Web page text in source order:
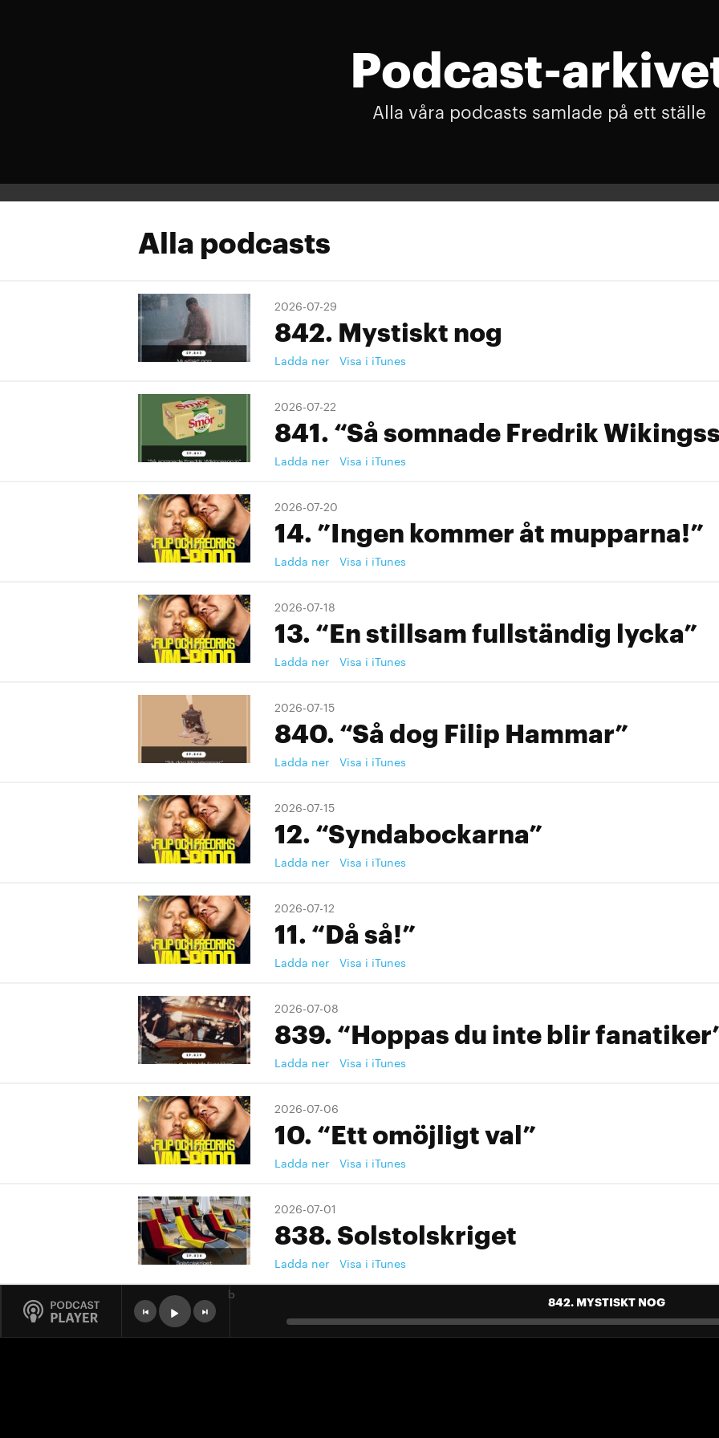
Podcast-
Alla våra podcasts samlade på ett ställe
Alla podcasts
2026-07-29
842. Mystiskt nog
Ladda ner Visa i iTunes
2026-07-22
841. “Så somnade Fredrik
Ladda ner Visa i iTunes
2026-07-20
14. ”Ingen kommer åt mupparna!”
Ladda ner Visa i iTunes
2026-07-18
13. “En stillsam fullständig lycka”
Ladda ner Visa i iTunes
2026-07-15
840. “Så dog Filip Hammar”
Ladda ner Visa i iTunes
2026-07-15
12. “Syndabockarna”
Ladda ner Visa i iTunes
2026-07-12
11. “Då så!”
Ladda ner Visa i iTunes
2026-07-08
839. “Hoppas du inte blir
Ladda ner Visa i iTunes
2026-07-06
10. “Ett omöjligt val”
Ladda ner Visa i iTunes
2026-07-01
838. Solstolskriget
Ladda ner Visa i iTunes
9. "Ett landslag att älska"
842. MYSTISKT NOG
b